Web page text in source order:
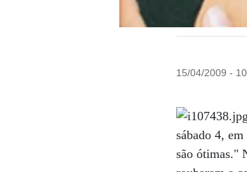
15/04/2009 -
sábado 4,
são ótimas."